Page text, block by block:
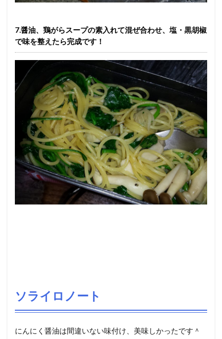
7.醤油、鶏がらスープの素入れて混ぜ合わせ、塩・黒胡椒
で味を整えたら完成です！
ソライロノート
にんにく醤油は間違いない味付け、美味しかったです＾